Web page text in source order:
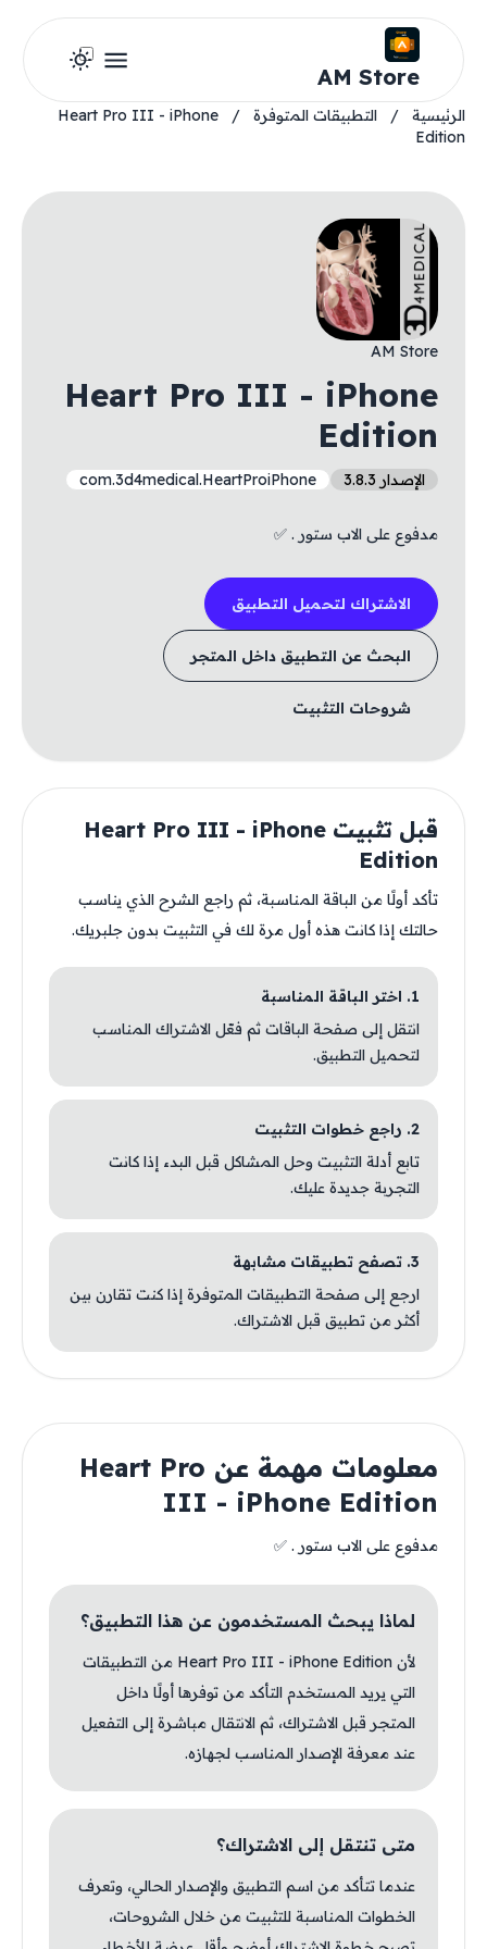
AM Store
الرئيسية / التطبيقات المتوفرة /
Heart Pro III - iPhone
Edition
AM Store
Heart Pro III - iPhone
Edition
الإصدار 3.8.3 com.3d4medical.HeartProiPhone
مدفوع على الاب ستور . ✅
الاشتراك لتحميل التطبيق
البحث عن التطبيق داخل المتجر
شروحات التثبيت
قبل تثبيت Heart Pro III - iPhone
Edition
تأكد أولًا من الباقة المناسبة، ثم راجع الشرح الذي يناسب
حالتك إذا كانت هذه أول مرة لك في التثبيت بدون جلبريك.
1. اختر الباقة المناسبة
انتقل إلى صفحة الباقات ثم فعّل الاشتراك المناسب
لتحميل التطبيق.
2. راجع خطوات التثبيت
تابع أدلة التثبيت وحل المشاكل قبل البدء إذا كانت
التجربة جديدة عليك.
3. تصفح تطبيقات مشابهة
ارجع إلى صفحة التطبيقات المتوفرة إذا كنت تقارن بين
أكثر من تطبيق قبل الاشتراك.
معلومات مهمة عن Heart Pro
III - iPhone Edition
مدفوع على الاب ستور . ✅
لماذا يبحث المستخدمون عن هذا التطبيق؟
لأن Heart Pro III - iPhone Edition من التطبيقات
التي يريد المستخدم التأكد من توفرها أولًا داخل
المتجر قبل الاشتراك، ثم الانتقال مباشرة إلى التفعيل
عند معرفة الإصدار المناسب لجهازه.
متى تنتقل إلى الاشتراك؟
عندما تتأكد من اسم التطبيق والإصدار الحالي، وتعرف
الخطوات المناسبة للتثبيت من خلال الشروحات،